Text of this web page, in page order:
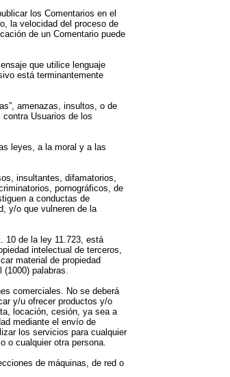
los Comentarios en el
la velocidad del proceso de
de un Comentario puede
que utilice lenguaje
está terminantemente
amenazas, insultos, o de
contra Usuarios de los
leyes, a la moral y a las
insultantes, difamatorios,
pornográficos, de
a conductas de
y/o que vulneren de la
10 de la ley 11.723, está
intelectual de terceros,
material de propiedad
palabras.
comerciales. No se deberá
y/u ofrecer productos y/o
locación, cesión, ya sea a
mediante el envío de
los servicios para cualquier
o cualquier otra persona.
de máquinas, de red o